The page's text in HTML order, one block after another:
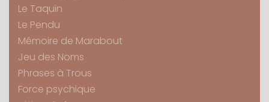
Le Taquin
Le Pendu
Mémoire de Marabout
Jeu des Noms
Phrases à Trous
Force psychique